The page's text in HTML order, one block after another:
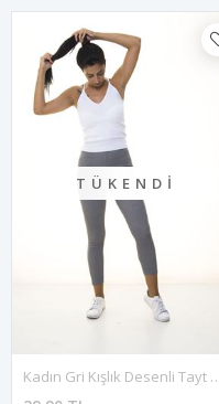
TÜKENDI
Kadın Gri Kışlık